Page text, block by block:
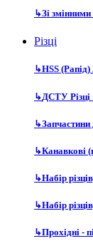
↳Зі
Різці
↳HSS (Рапід)
↳ДСТУ Різці
↳Запчастини
↳Канавкові
↳Набір
↳Набір
↳Прохідні -